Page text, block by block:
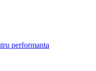
performanta